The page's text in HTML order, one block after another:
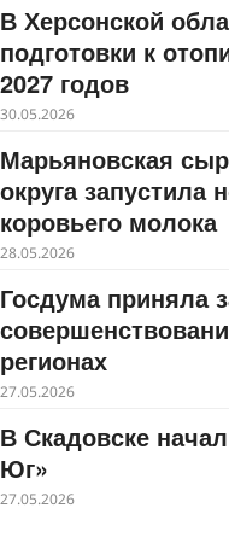
В Херсонской
подготовки к
2027 годов
30.05.2026
Марьяновская
округа
коровьего молока
28.05.2026
Госдума приняла
регионах
27.05.2026
В Скадовске
Юг»
27.05.2026